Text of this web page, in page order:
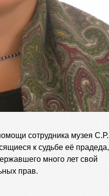
сотрудника музея С.Р.
к судьбе её прадеда,
много лет свой
прав.